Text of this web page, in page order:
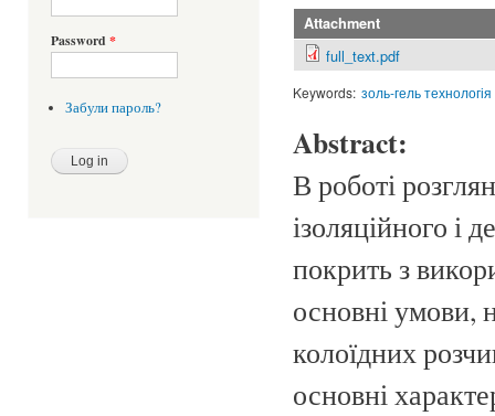
Password *
Забули пароль?
Attachment
full_text.pdf
Keywords: золь-гель технологія
Abstract:
В роботі
ізоляційного і
покрить з
основні умови,
колоїдних
основні